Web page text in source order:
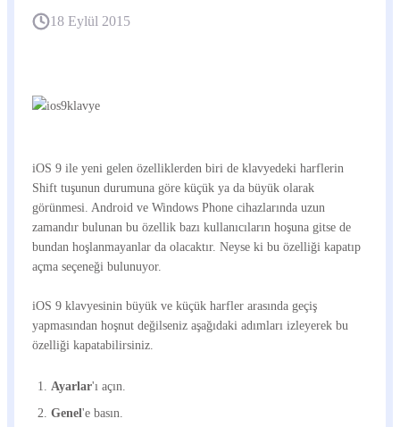
18 Eylül 2015
iOS 9 ile yeni gelen özelliklerden biri de klavyedeki harflerin
Shift tuşunun durumuna göre küçük ya da büyük olarak
görünmesi. Android ve Windows Phone cihazlarında uzun
zamandır bulunan bu özellik bazı kullanıcıların hoşuna gitse de
bundan hoşlanmayanlar da olacaktır. Neyse ki bu özelliği kapatıp
açma seçeneği bulunuyor.
iOS 9 klavyesinin büyük ve küçük harfler arasında geçiş
yapmasından hoşnut değilseniz aşağıdaki adımları izleyerek bu
özelliği kapatabilirsiniz.
Ayarlar'ı açın.
Genel'e basın.